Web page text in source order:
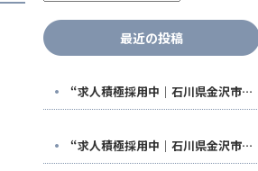
最近の投稿
“求人積極採用中｜石川県金沢市で稼げる鳶職人になる！福利厚生も充実した【株式会社鳶翔】で安定して働きませんか？
“求人積極採用中｜石川県金沢市で稼げる鳶職人になる！福利厚生も充実した【株式会社鳶翔】で安定して働きませんか？